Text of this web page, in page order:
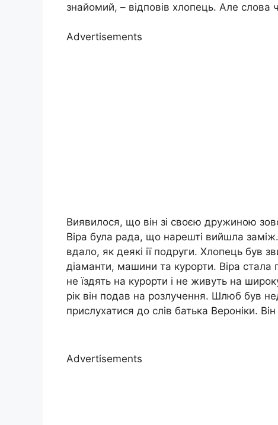
знайомий, – відповів хлопець. Але слова
Advertisements
Виявилося, що він зі своєю дружиною
Віра була рада, що нарешті вийшла
вдало, як деякі ії подруги. Хлопець був
діаманти, машини та курорти. Віра стала
не їздять на курорти і не живуть на
рік він подав на розлучення. Шлюб був
прислухатися до слів батька Вероніки.
Advertisements